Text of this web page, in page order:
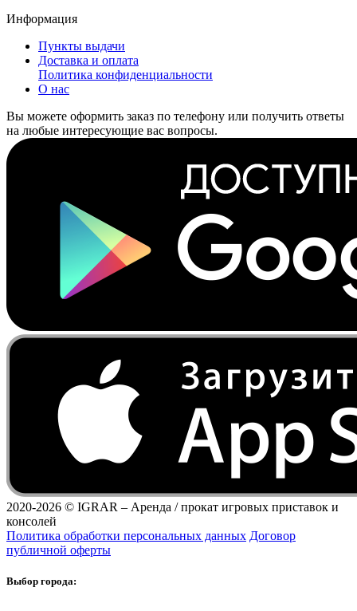
Информация
Пункты выдачи
Доставка и оплата
Политика конфиденциальности
О нас
Вы можете оформить заказ по телефону или получить ответы
на любые интересующие вас вопросы.
2020-2026 © IGRAR – Аренда / прокат игровых приставок и
консолей
Политика обработки персональных данных Договор
публичной оферты
Выбор города: